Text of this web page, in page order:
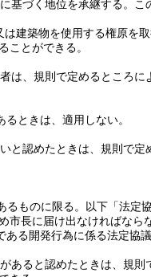
基づく地位を承継する。
こ
建築物を使用する権原を
ことができる。
は、規則で定めるところ
ときは、適用しない。
認めたときは、規則で
るものに限る。以下「法定
長に届け出なければなら
る開発行為に係る法定協
ると認めたときは、規則